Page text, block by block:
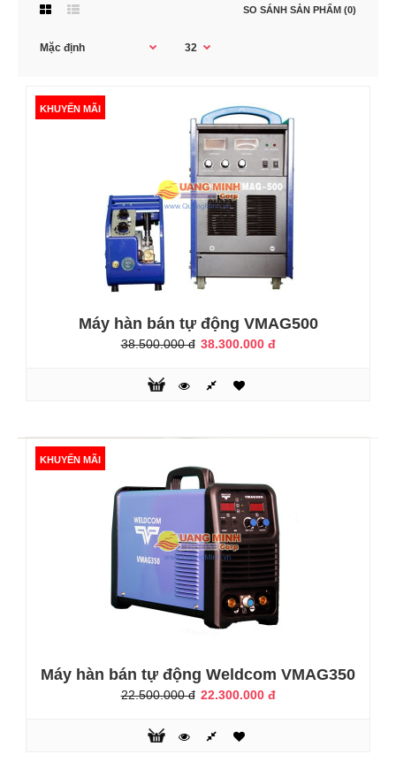
SO SÁNH SẢN PHẨM (0)
KHUYẾN MÃI
Máy hàn bán tự động VMAG500
Đặc điểm:Máy hàn CO2/MAG/MIG điều khiển bằng Inverter,
series VMAG là dòng máy tích hợp chức năng điều khiển từ
xa thông qua đầu cấp dây hàn.Thiết bị hoạt động với đầy
đủ tính năng linh hoạt.Dễ dàng điều chỉnh bằng bộ điều
khiển từ xa.Hồ quang tự điều chỉnh khi thay đổi khoảng
cách vùng nóng chảy.Bảo vệ ngắn mạch là chức năng đặt
sẵn trên máy.Dòn..
KHUYẾN MÃI
Máy hàn bán tự động VMAG500
38.500.000 đ 38.300.000 đ
KHUYẾN MÃI
Máy hàn bán tự động Weldcom VMAG350
22.500.000 đ 22.300.000 đ